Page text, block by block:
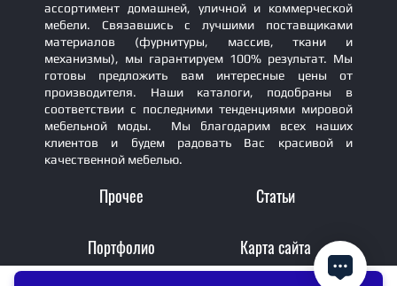
ассортимент домашней, уличной и коммерческой
мебели. Связавшись с лучшими поставщиками
материалов (фурнитуры, массив, ткани и
механизмы), мы гарантируем 100% результат. Мы
готовы предложить вам интересные цены от
производителя. Наши каталоги, подобраны в
соответствии с последними тенденциями мировой
мебельной моды. Мы благодарим всех наших
клиентов и будем радовать Вас красивой и
качественной мебелью.
Прочее Статьи
Портфолио Карта сайта